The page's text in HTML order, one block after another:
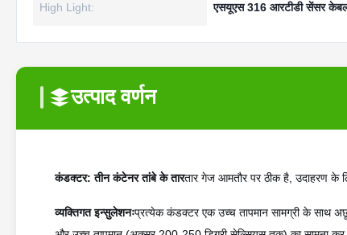
High Light: एसयूएस 316 आरटीडी सेंसर
उत्पाद वर्णन
कंडक्टर: तीन कंटेनर तांबे के तारतार गेज आमतौर पर ठीक है, उदाहरण के
व्यक्तिगत इन्सुलेशनःप्रत्येक कंडक्टर एक उच्च तापमान सामग्री के साथ